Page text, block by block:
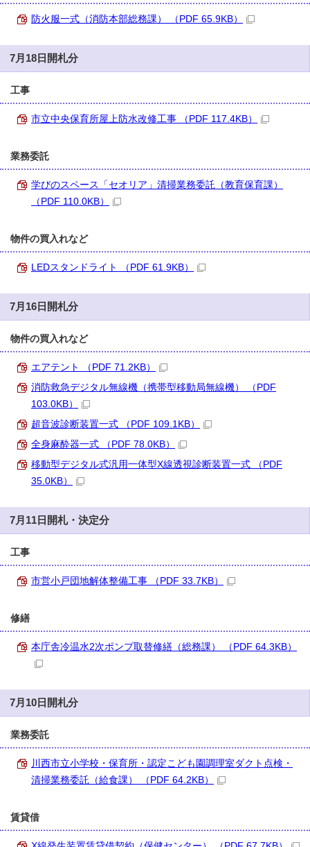
防火服一式（消防本部総務課） （PDF 65.9KB）
7月18日開札分
工事
市立中央保育所屋上防水改修工事 （PDF 117.4KB）
業務委託
学びのスペース「セオリア」清掃業務委託（教育保育課）
（PDF 110.0KB）
物件の買入れなど
LEDスタンドライト （PDF 61.9KB）
7月16日開札分
物件の買入れなど
エアテント （PDF 71.2KB）
消防救急デジタル無線機（携帯型移動局無線機） （PDF
103.0KB）
超音波診断装置一式 （PDF 109.1KB）
全身麻酔器一式 （PDF 78.0KB）
移動型デジタル式汎用一体型X線透視診断装置一式 （PDF
35.0KB）
7月11日開札・決定分
工事
市営小戸団地解体整備工事 （PDF 33.7KB）
修繕
本庁舎冷温水2次ポンプ取替修繕（総務課） （PDF 64.3KB）
7月10日開札分
業務委託
川西市立小学校・保育所・認定こども園調理室ダクト点検・
清掃業務委託（給食課） （PDF 64.2KB）
賃貸借